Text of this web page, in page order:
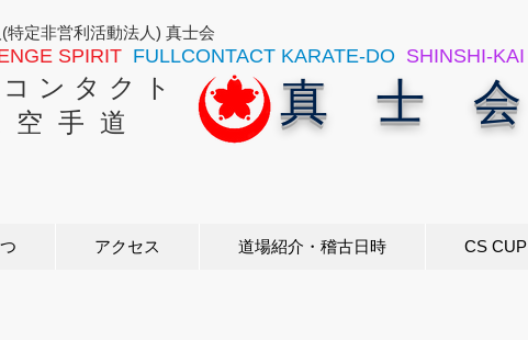
SPIRIT FULLCONTACT KARATE-DO SHINSHI-KAI
ン タ ク ト
空 手 道
真 士 会
特定非営利活動法人) 真士会
アクセス 道場紹介・稽古日時 CS CUP